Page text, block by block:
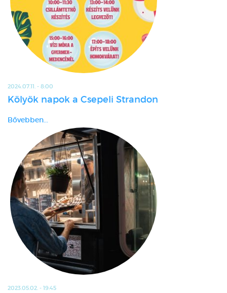
2024.07.11. - 8:00
Kölyök napok a Csepeli Strandon
Bővebben...
2023.05.02. - 19:45